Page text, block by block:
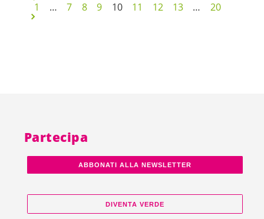
1 … 7 8 9 10 11 12 13 … 20
Partecipa
ABBONATI ALLA NEWSLETTER
DIVENTA VERDE